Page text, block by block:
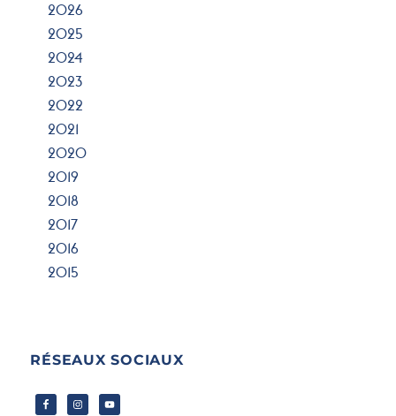
2026
2025
2024
2023
2022
2021
2020
2019
2018
2017
2016
2015
RÉSEAUX SOCIAUX